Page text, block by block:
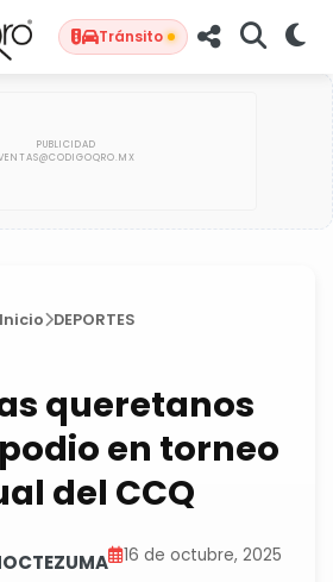
Tránsito
Inicio DEPORTES
queretanos
en torneo
del CCQ
16 de octubre, 2025